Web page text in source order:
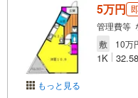
もっと見る
5万円
管理費等
敷
10万
1K